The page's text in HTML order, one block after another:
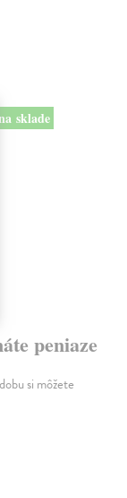
sklade
peniaze
si môžete